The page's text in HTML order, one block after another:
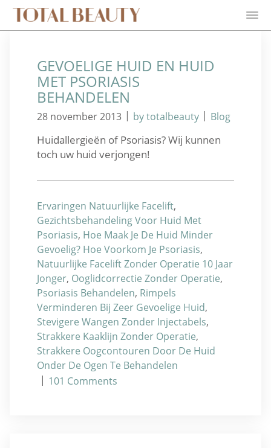
GEVOELIGE HUID EN HUID
MET PSORIASIS
BEHANDELEN
28 november 2013 | by totalbeauty | Blog
Huidallergieën of Psoriasis? Wij kunnen
toch uw huid verjongen!
Ervaringen Natuurlijke Facelift,
Gezichtsbehandeling Voor Huid Met
Psoriasis, Hoe Maak Je De Huid Minder
Gevoelig? Hoe Voorkom Je Psoriasis,
Natuurlijke Facelift Zonder Operatie 10 Jaar
Jonger, Ooglidcorrectie Zonder Operatie,
Psoriasis Behandelen, Rimpels
Verminderen Bij Zeer Gevoelige Huid,
Stevigere Wangen Zonder Injectabels,
Strakkere Kaaklijn Zonder Operatie,
Strakkere Oogcontouren Door De Huid
Onder De Ogen Te Behandelen
| 101 Comments